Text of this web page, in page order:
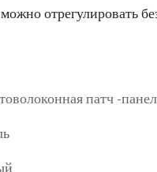
отрегулировать
патч -